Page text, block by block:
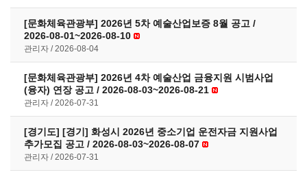
[문화체육관광부] 2026년 5차 예술산업보증 8월 공고 /
2026-08-01~2026-08-10
관리자 2026-08-04
[문화체육관광부] 2026년 4차 예술산업 금융지원 시범사업
(융자) 연장 공고 / 2026-08-03~2026-08-21
관리자 2026-07-31
[경기도] [경기] 화성시 2026년 중소기업 운전자금 지원사업
추가모집 공고 / 2026-08-03~2026-08-07
관리자 2026-07-31